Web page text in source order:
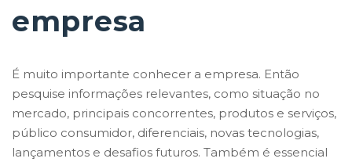
empresa
É muito importante conhecer a empresa. Então
pesquise informações relevantes, como situação no
mercado, principais concorrentes, produtos e serviços,
público consumidor, diferenciais, novas tecnologias,
lançamentos e desafios futuros. Também é essencial